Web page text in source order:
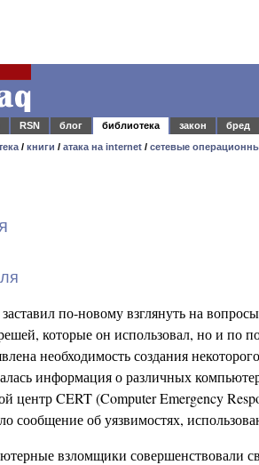
RSN блог библиотека закон бред
/ книги / атака на internet / сетевые
по-новому взглянуть на
которые он использовал, но и по
необходимость создания
информация о различных
центр CERT (Computer Emergency
сообщение об уязвимостях,
взломщики совершенствовали